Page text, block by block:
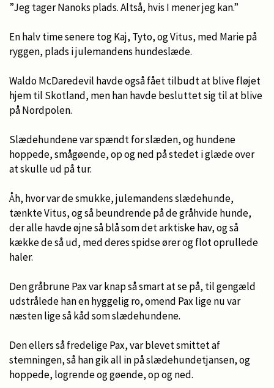
”Jeg tager Nanoks plads. Altså, hvis I mener jeg kan.”
En halv time senere tog Kaj, Tyto, og Vitus, med Marie på
ryggen, plads i julemandens hundeslæde.
Waldo McDaredevil havde også fået tilbudt at blive fløjet
hjem til Skotland, men han havde besluttet sig til at blive
på Nordpolen.
Slædehundene var spændt for slæden, og hundene
hoppede, smågøende, op og ned på stedet i glæde over
at skulle ud på tur.
Åh, hvor var de smukke, julemandens slædehunde,
tænkte Vitus, og så beundrende på de gråhvide hunde,
der alle havde øjne så blå som det arktiske hav, og så
kække de så ud, med deres spidse ører og flot oprullede
haler.
Den gråbrune Pax var knap så smart at se på, til gengæld
udstrålede han en hyggelig ro, omend Pax lige nu var
næsten lige så kåd som slædehundene.
Den ellers så fredelige Pax, var blevet smittet af
stemningen, så han gik all in på slædehundetjansen, og
hoppede, logrende og gøende, op og ned.